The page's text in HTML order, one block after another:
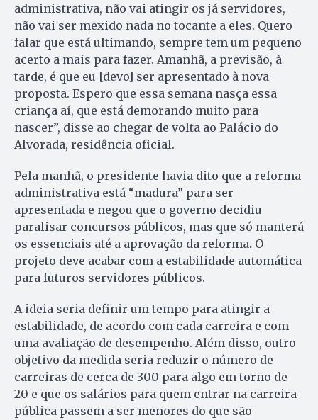
administrativa, não vai atingir os já servidores,
não vai ser mexido nada no tocante a eles. Quero
falar que está ultimando, sempre tem um pequeno
acerto a mais para fazer. Amanhã, a previsão, à
tarde, é que eu [devo] ser apresentado à nova
proposta. Espero que essa semana nasça essa
criança aí, que está demorando muito para
nascer”, disse ao chegar de volta ao Palácio do
Alvorada, residência oficial.
Pela manhã, o presidente havia dito que a reforma
administrativa está “madura” para ser
apresentada e negou que o governo decidiu
paralisar concursos públicos, mas que só manterá
os essenciais até a aprovação da reforma. O
projeto deve acabar com a estabilidade automática
para futuros servidores públicos.
A ideia seria definir um tempo para atingir a
estabilidade, de acordo com cada carreira e com
uma avaliação de desempenho. Além disso, outro
objetivo da medida seria reduzir o número de
carreiras de cerca de 300 para algo em torno de
20 e que os salários para quem entrar na carreira
pública passem a ser menores do que são